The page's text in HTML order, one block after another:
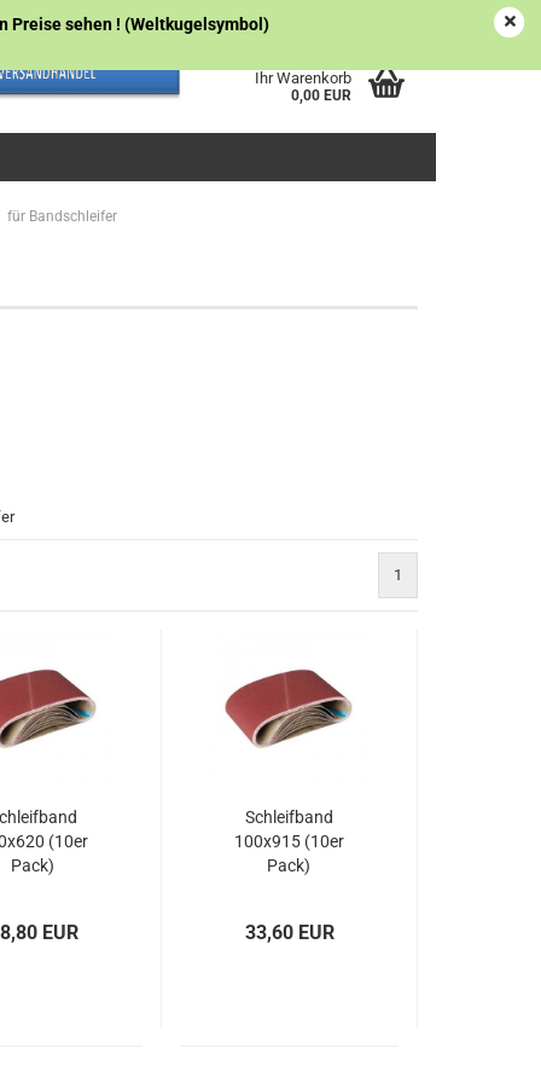
Österreich Kundenlogin
Ihr Warenkorb
0,00 EUR
Preise sehen ! (Weltkugelsymbol)
für Bandschleifer
1
(10er
Pack)
EUR
Schleifband
100x915 (10er
Pack)
33,60 EUR